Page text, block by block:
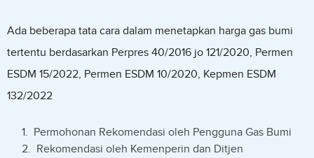
Ada beberapa tata cara dalam menetapkan harga gas bumi
tertentu berdasarkan Perpres 40/2016 jo 121/2020, Permen
ESDM 15/2022, Permen ESDM 10/2020, Kepmen ESDM
132/2022
Permohonan Rekomendasi oleh Pengguna Gas Bumi
Rekomendasi oleh Kemenperin dan Ditjen